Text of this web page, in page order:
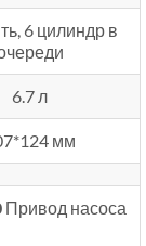
6 цилиндр в
6.7 л
мм
Привод насоса